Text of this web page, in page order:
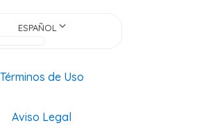
ESPAÑOL
Términos de Uso
Aviso Legal